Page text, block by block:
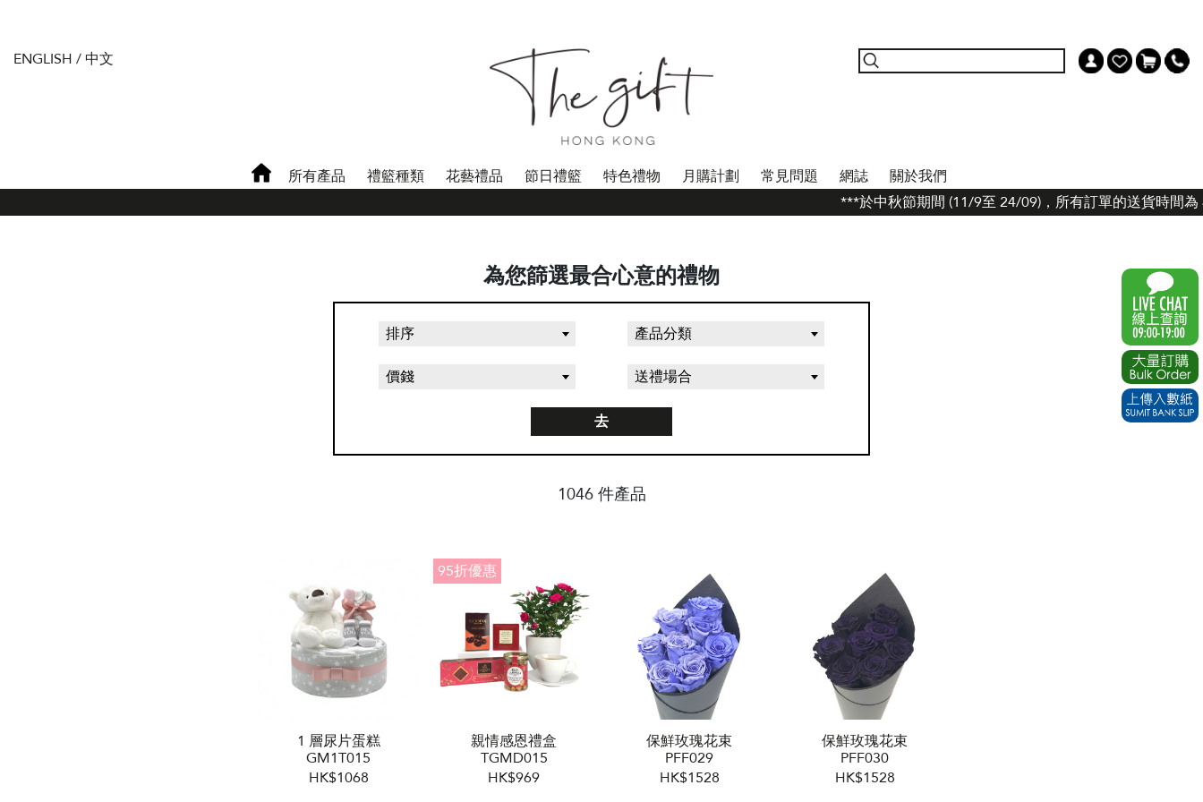
ENGLISH /中文
所有產品 禮籃種類 花藝禮品 節日禮籃 特色禮物 月購計劃 常見問題 網誌
關於我們
***於中秋節期間 (11/9至 24/09)，所有訂單的送貨時間為
為您篩選最合心意的禮物
排序 產品分類
價錢 送禮場合
去
1046 件產品
1 層尿片蛋糕
GM1T015
HK$1068
95折優惠
親情感恩禮盒
TGMD015
HK$969
保鮮玫瑰花束
PFF029
HK$1528
保鮮玫瑰花束
PFF030
HK$1528